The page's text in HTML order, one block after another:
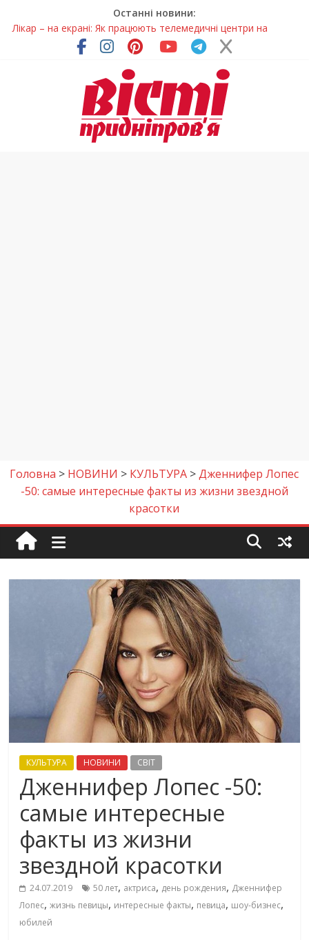
Останні новини:
Лікар – на екрані: Як працюють телемедичні центри на
Дніпропетровщині
У Дніпрі триває масштабна підготовка до опалювального
Пошуки тривають: на Дніпропетровщині досліджують місце
розташування легендарного монастиря (Фото)
Ветерани Дніпропетровщини отримують шанс на власне
Головна > НОВИНИ > КУЛЬТУРА >Дженнифер Лопес
-50: самые интересные факты из жизни звездной
красотки
КУЛЬТУРА НОВИНИ СВІТ
Дженнифер Лопес -50:
самые интересные
факты из жизни
звездной красотки
24.07.2019 50 лет, актриса, день рождения, Дженнифер
Лопес,жизнь певицы, интересные факты, певица, шоу-бизнес,
юбилей